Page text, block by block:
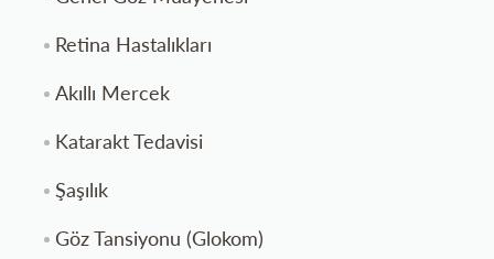
Retina Hastalıkları
Akıllı Mercek
Katarakt Tedavisi
Şaşılık
Göz Tansiyonu (Glokom)